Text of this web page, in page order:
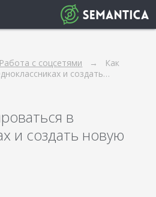
Работа с соцсетями
Как
и создать…
в
и создать новую